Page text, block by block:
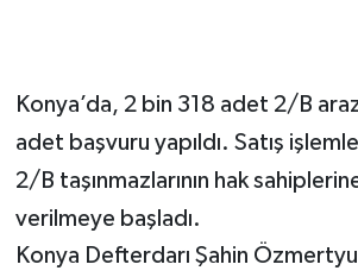
Konya’da, 2 bin 318 adet 2/B
adet başvuru yapıldı. Satış
2/B taşınmazlarının hak
verilmeye başladı.
Konya Defterdarı Şahin